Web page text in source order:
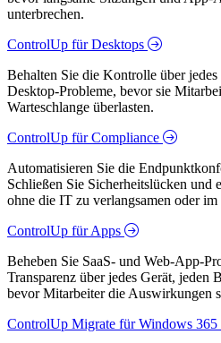
unterbrechen.
ControlUp für Desktops
Behalten Sie die Kontrolle über
Desktop-Probleme, bevor sie
Warteschlange überlasten.
ControlUp für Compliance
Automatisieren Sie die
Schließen Sie Sicherheitslücken und
ohne die IT zu verlangsamen oder im
ControlUp für Apps
Beheben Sie SaaS- und Web-App-
Transparenz über jedes Gerät, jeden
bevor Mitarbeiter die Auswirkungen
ControlUp Migrate für Windows 365